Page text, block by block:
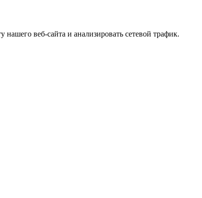
веб-сайта и анализировать сетевой трафик.